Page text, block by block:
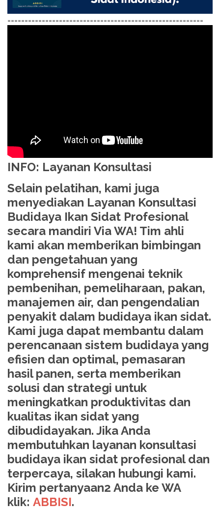
=========================================================
INFO: Layanan Konsultasi
Selain pelatihan, kami juga
menyediakan Layanan Konsultasi
Budidaya Ikan Sidat Profesional
secara mandiri Via WA! Tim ahli
kami akan memberikan bimbingan
dan pengetahuan yang
komprehensif mengenai teknik
pembenihan, pemeliharaan, pakan,
manajemen air, dan pengendalian
penyakit dalam budidaya ikan sidat.
Kami juga dapat membantu dalam
perencanaan sistem budidaya yang
efisien dan optimal, pemasaran
hasil panen, serta memberikan
solusi dan strategi untuk
meningkatkan produktivitas dan
kualitas ikan sidat yang
dibudidayakan. Jika Anda
membutuhkan layanan konsultasi
budidaya ikan sidat profesional dan
terpercaya, silakan hubungi kami.
Kirim pertanyaan2 Anda ke WA
klik: ABBISI.